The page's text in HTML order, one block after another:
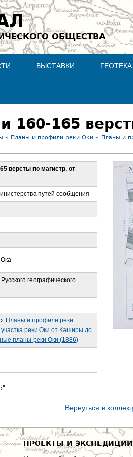
Jump to navigation
ОБЩЕСТВА
ВЫСТАВКИ ГЕОТЕКА
» Планы и профили реки Оки » Планы и
версты по магистр. от
путей сообщения
Ока
географического
› Планы и профили реки
реки Оки от Каширы до
планы реки Оки (1886)
Вернуться в
ПРОЕКТЫ И ЭКСПЕДИЦИИ